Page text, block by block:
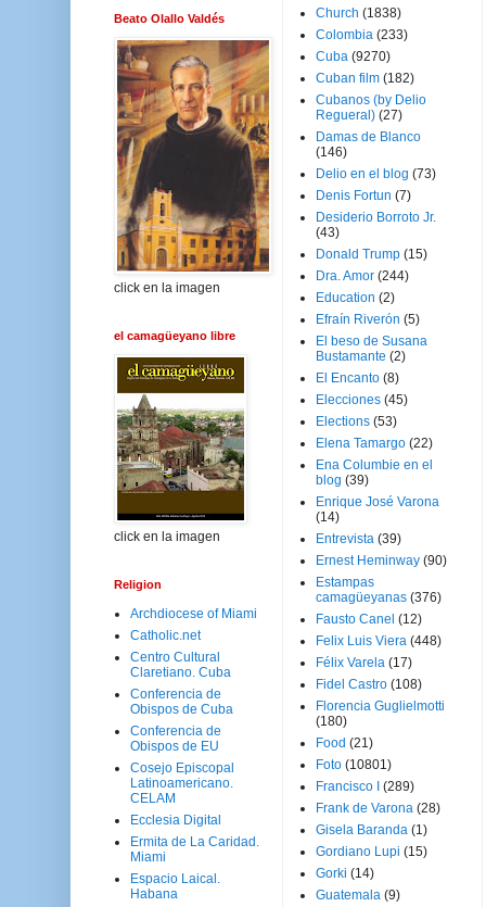
Beato Olallo Valdés
click en la imagen
el camagüeyano libre
click en la imagen
Religion
Archdiocese of Miami
Catholic.net
Centro Cultural
Claretiano. Cuba
Conferencia de
Obispos de Cuba
Conferencia de
Obispos de EU
Cosejo Episcopal
Latinoamericano.
CELAM
Ecclesia Digital
Ermita de La Caridad.
Miami
Espacio Laical.
Habana
Church (1838)
Colombia (233)
Cuba (9270)
Cuban film (182)
Cubanos (by Delio
Regueral) (27)
Damas de Blanco
(146)
Delio en el blog (73)
Denis Fortun (7)
Desiderio Borroto Jr.
(43)
Donald Trump (15)
Dra. Amor (244)
Education (2)
Efraín Riverón (5)
El beso de Susana
Bustamante (2)
El Encanto (8)
Elecciones (45)
Elections (53)
Elena Tamargo (22)
Ena Columbie en el
blog (39)
Enrique José Varona
(14)
Entrevista (39)
Ernest Heminway (90)
Estampas
camagüeyanas (376)
Fausto Canel (12)
Felix Luis Viera (448)
Félix Varela (17)
Fidel Castro (108)
Florencia Guglielmotti
(180)
Food (21)
Foto (10801)
Francisco I
(289)
Frank de Varona (28)
Gisela Baranda (1)
Gordiano Lupi (15)
Gorki (14)
Guatemala (9)